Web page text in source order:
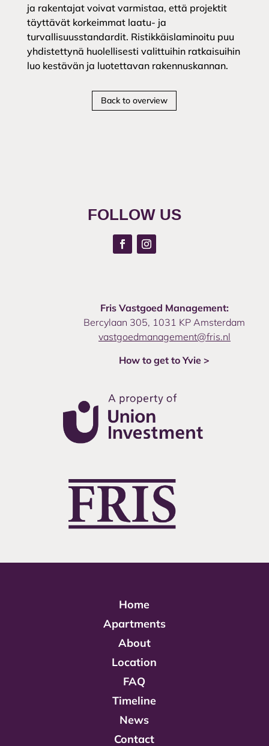
ja rakentajat voivat varmistaa, että projektit
täyttävät korkeimmat laatu- ja
turvallisuusstandardit. Ristikkäislaminoitu puu
yhdistettynä huolellisesti valittuihin ratkaisuihin
luo kestävän ja luotettavan rakennuskannan.
Back to overview
FOLLOW US
Fris Vastgoed Management:
Bercylaan 305, 1031 KP Amsterdam
vastgoedmanagement@fris.nl
How to get to Yvie >
Home
Apartments
About
Location
FAQ
Timeline
News
Contact